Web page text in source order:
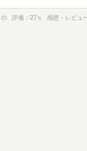
の 評価 27 ％ 感想・レビュ